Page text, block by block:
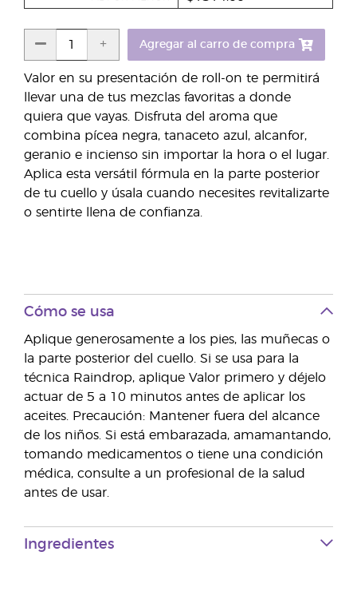
Valor en su presentación de roll-on te permitirá
llevar una de tus mezclas favoritas a donde
quiera que vayas. Disfruta del aroma que
combina pícea negra, tanaceto azul, alcanfor,
geranio e incienso sin importar la hora o el lugar.
Aplica esta versátil fórmula en la parte posterior
de tu cuello y úsala cuando necesites revitalizarte
o sentirte llena de confianza.
Agregar al carro de compra
Cómo se usa
Aplique generosamente a los pies, las muñecas o
la parte posterior del cuello. Si se usa para la
técnica Raindrop, aplique Valor primero y déjelo
actuar de 5 a 10 minutos antes de aplicar los
aceites. Precaución: Mantener fuera del alcance
de los niños. Si está embarazada, amamantando,
tomando medicamentos o tiene una condición
médica, consulte a un profesional de la salud
antes de usar.
Ingredientes